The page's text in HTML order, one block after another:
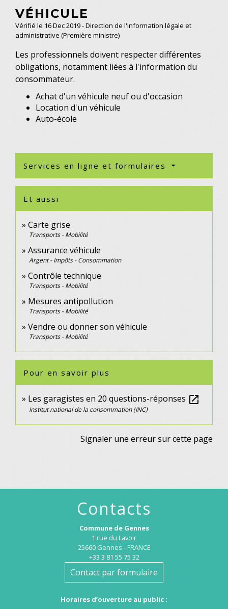
VÉHICULE
Vérifié le 16 Dec 2019 - Direction de l'information légale et
administrative (Première ministre)
Les professionnels doivent respecter différentes
obligations, notamment liées à l'information du
consommateur.
Achat d'un véhicule neuf ou d'occasion
Location d'un véhicule
Auto-école
Services en ligne et formulaires
Et aussi
Carte grise
Transports - Mobilité
Assurance véhicule
Argent - Impôts - Consommation
Contrôle technique
Transports - Mobilité
Mesures antipollution
Transports - Mobilité
Vendre ou donner son véhicule
Transports - Mobilité
Pour en savoir plus
Les garagistes en 20 questions-réponses open_in_new
Institut national de la consommation (INC)
Signaler une erreur sur cette page
Contacts
Commune de Gennes
1 rue du Lavoir
25660 Gennes - FRANCE
+33 3 81 55 75 32
Contact par formulaire
Horaires d’ouverture au public :